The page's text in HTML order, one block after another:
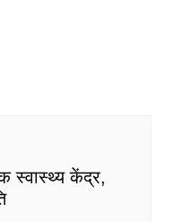
स्वास्थ्य केंद्र,